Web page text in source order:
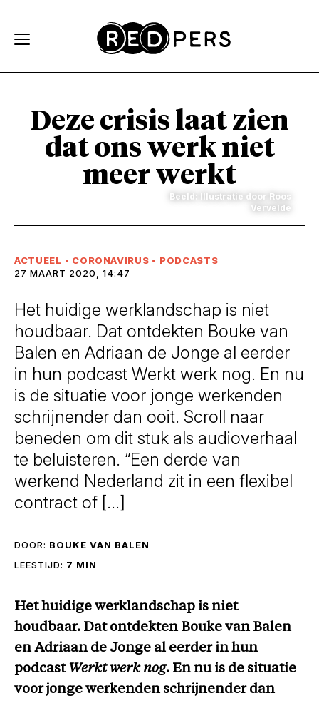
Deze crisis laat zien
dat ons werk niet
meer werkt
Beeld: Illustratie door Roos
Vervelde
ACTUEEL • CORONAVIRUS • PODCASTS
27 MAART 2020, 14:47
Het huidige werklandschap is niet
houdbaar. Dat ontdekten Bouke van
Balen en Adriaan de Jonge al eerder
in hun podcast Werkt werk nog. En nu
is de situatie voor jonge werkenden
schrijnender dan ooit. Scroll naar
beneden om dit stuk als audioverhaal
te beluisteren. “Een derde van
werkend Nederland zit in een flexibel
contract of […]
DOOR: BOUKE VAN BALEN
LEESTIJD: 7 MIN
Het huidige werklandschap is niet
houdbaar. Dat ontdekten Bouke van Balen
en Adriaan de Jonge al eerder in hun
podcast Werkt werk nog. En nu is de situatie
voor jonge werkenden schrijnender dan